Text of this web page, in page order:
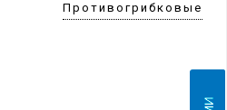
Противогрибковые